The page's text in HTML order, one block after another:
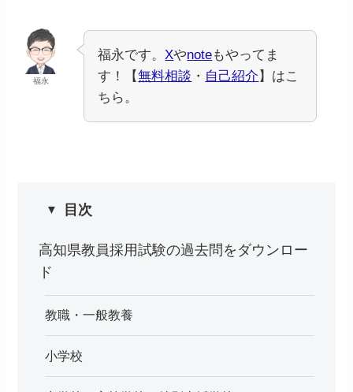
福永
福永です。Xやnoteもやってま
す！【無料相談 ・ 自己紹介 】はこ
ちら。
目次
高知県教員採用試験の過去問をダウンロー
ド
教職・一般教養
小学校